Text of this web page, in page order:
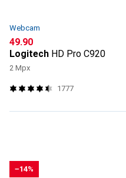
Webcam
CHF
49.90
Logitech HD Pro C920
2 Mpx
1777
−14%